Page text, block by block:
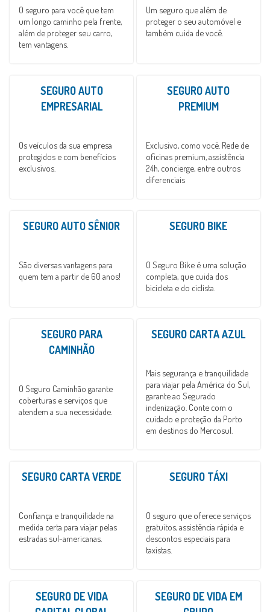
O seguro para você que tem
um longo caminho pela frente,
além de proteger seu carro,
tem vantagens.
Um seguro que além de
proteger o seu automóvel e
também cuida de você.
SEGURO AUTO
EMPRESARIAL
Os veículos da sua empresa
protegidos e com benefícios
exclusivos.
SEGURO AUTO
PREMIUM
Exclusivo, como você. Rede de
oficinas premium, assistência
24h, concierge, entre outros
diferenciais
SEGURO AUTO SÊNIOR
São diversas vantagens para
quem tem a partir de 60 anos!
SEGURO BIKE
O Seguro Bike é uma solução
completa, que cuida dos
bicicleta e do ciclista.
SEGURO PARA
CAMINHÃO
O Seguro Caminhão garante
coberturas e serviços que
atendem a sua necessidade.
SEGURO CARTA AZUL
Mais segurança e tranquilidade
para viajar pela América do Sul,
garante ao Segurado
indenização. Conte com o
cuidado e proteção da Porto
em destinos do Mercosul.
SEGURO CARTA VERDE
Confiança e tranquilidade na
medida certa para viajar pelas
estradas sul-americanas.
SEGURO TÁXI
O seguro que oferece serviços
gratuitos, assistência rápida e
descontos especiais para
taxistas.
SEGURO DE VIDA
SEGURO DE VIDA EM